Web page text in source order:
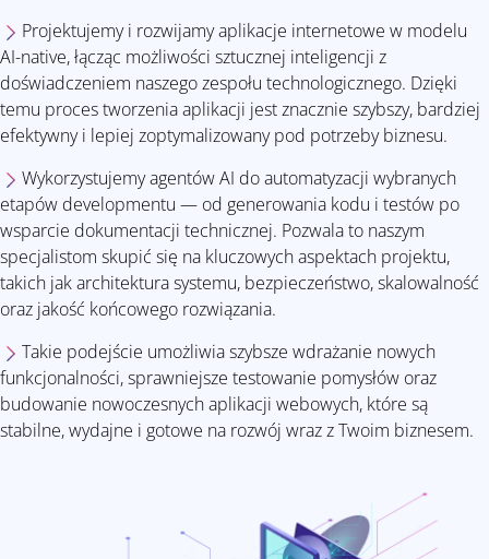
Projektujemy i rozwijamy aplikacje internetowe w modelu
AI-native, łącząc możliwości sztucznej inteligencji z
doświadczeniem naszego zespołu technologicznego. Dzięki
temu proces tworzenia aplikacji jest znacznie szybszy, bardziej
efektywny i lepiej zoptymalizowany pod potrzeby biznesu.
Wykorzystujemy agentów AI do automatyzacji wybranych
etapów developmentu — od generowania kodu i testów po
wsparcie dokumentacji technicznej. Pozwala to naszym
specjalistom skupić się na kluczowych aspektach projektu,
takich jak architektura systemu, bezpieczeństwo, skalowalność
oraz jakość końcowego rozwiązania.
Takie podejście umożliwia szybsze wdrażanie nowych
funkcjonalności, sprawniejsze testowanie pomysłów oraz
budowanie nowoczesnych aplikacji webowych, które są
stabilne, wydajne i gotowe na rozwój wraz z Twoim biznesem.